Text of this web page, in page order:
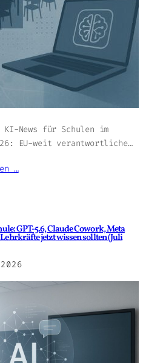
KI-News für Schulen im
EU-weit verantwortliche…
…
GPT-5.6, Claude Cowork, Meta
jetzt wissen sollten (Juli